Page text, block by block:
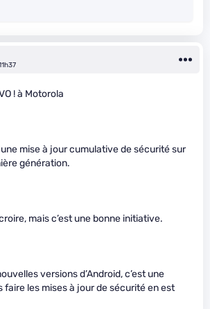
! à Motorola
mise à jour cumulative de sécurité sur
génération.
mais c’est une bonne initiative.
versions d’Android, c’est une
faire les mises à jour de sécurité en est